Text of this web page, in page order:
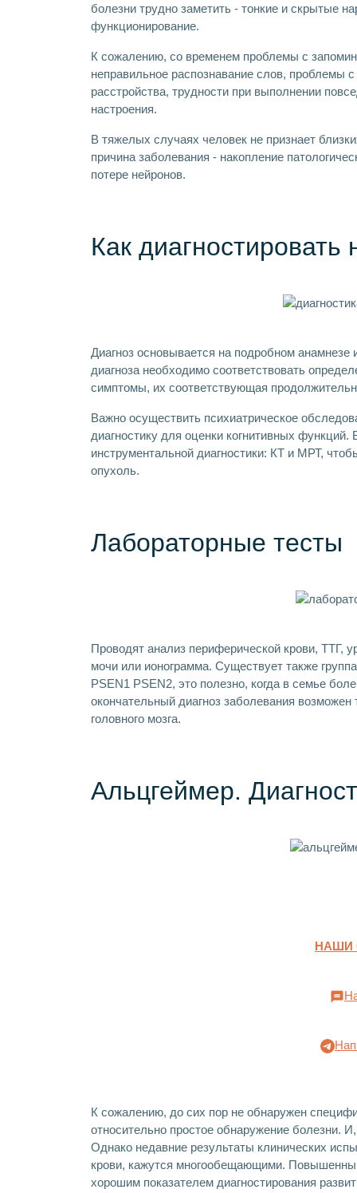
болезни трудно заметить - тонкие и скрытые
функционирование.
К сожалению, со временем проблемы с
неправильное распознавание слов, проблемы
расстройства, трудности при выполнении
настроения.
В тяжелых случаях человек не признает
причина заболевания - накопление
потере нейронов.
Как диагностировать
Диагноз основывается на подробном
диагноза необходимо соответствовать
симптомы, их соответствующая
Важно осуществить психиатрическое
диагностику для оценки когнитивных
инструментальной диагностики: КТ и МРТ,
опухоль.
Лабораторные тесты
Проводят анализ периферической крови, ТТГ,
мочи или ионограмма. Существует также
PSEN1 PSEN2, это полезно, когда в семье
окончательный диагноз заболевания возможен
головного мозга.
Альцгеймер.
НАШИ
К сожалению, до сих пор не обнаружен
относительно простое обнаружение болезни.
Однако недавние результаты клинических
крови, кажутся многообещающими.
хорошим показателем диагностирования